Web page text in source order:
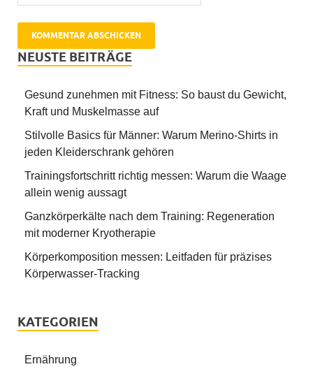
NEUSTE BEITRÄGE
Gesund zunehmen mit Fitness: So baust du Gewicht,
Kraft und Muskelmasse auf
Stilvolle Basics für Männer: Warum Merino-Shirts in
jeden Kleiderschrank gehören
Trainingsfortschritt richtig messen: Warum die Waage
allein wenig aussagt
Ganzkörperkälte nach dem Training: Regeneration
mit moderner Kryotherapie
Körperkomposition messen: Leitfaden für präzises
Körperwasser-Tracking
KATEGORIEN
Ernährung